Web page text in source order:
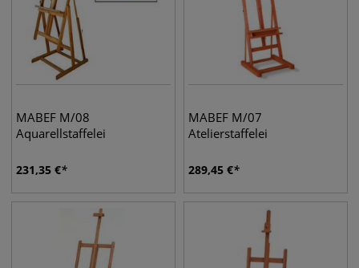
MABEF M/08
Aquarellstaffelei
231,35 €
MABEF M/07
Atelierstaffelei
289,45 €